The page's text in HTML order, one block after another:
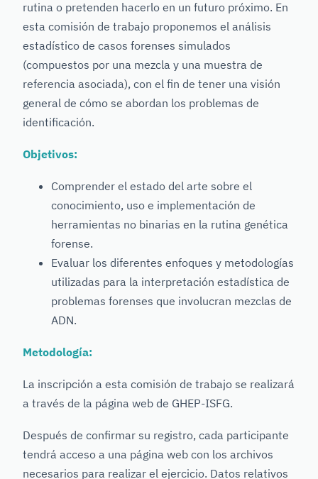
rutina o pretenden hacerlo en un futuro próximo. En
esta comisión de trabajo proponemos el análisis
estadístico de casos forenses simulados
(compuestos por una mezcla y una muestra de
referencia asociada), con el fin de tener una visión
general de cómo se abordan los problemas de
identificación.
Objetivos:
Comprender el estado del arte sobre el
conocimiento, uso e implementación de
herramientas no binarias en la rutina genética
forense.
Evaluar los diferentes enfoques y metodologías
utilizadas para la interpretación estadística de
problemas forenses que involucran mezclas de
ADN.
Metodología:
La inscripción a esta comisión de trabajo se realizará
a través de la página web de GHEP-ISFG.
Después de confirmar su registro, cada participante
tendrá acceso a una página web con los archivos
necesarios para realizar el ejercicio. Datos relativos